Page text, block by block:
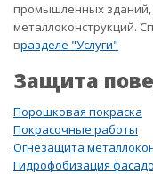
промышленных зданий,
металлоконструкций.
вразделе "Услуги"
Защита
Порошковая покраска
Покрасочные работы
Огнезащита
Гидрофобизация